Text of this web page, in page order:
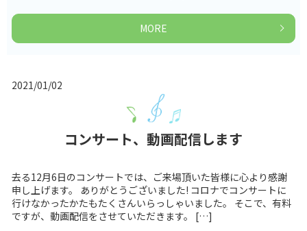
MORE
2021/01/02
コンサート、動画配信します
去る12月6日のコンサートでは、ご来場頂いた皆様に心より感謝
申し上げます。 ありがとうございました! コロナでコンサートに
行けなかったかたもたくさんいらっしゃいました。 そこで、有料
ですが、動画配信をさせていただきます。 […]